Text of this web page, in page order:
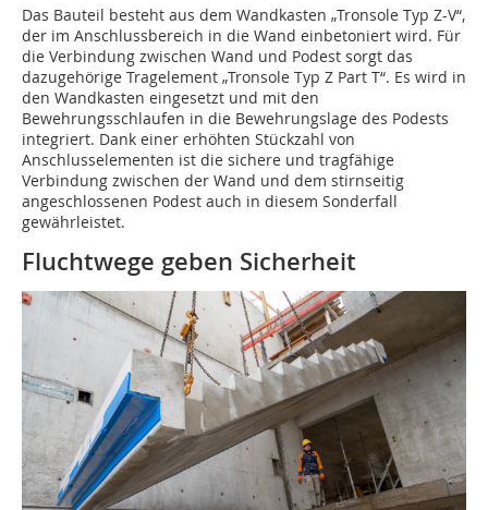
Das Bauteil besteht aus dem Wandkasten „Tronsole Typ Z-V“,
der im Anschlussbereich in die Wand einbetoniert wird. Für
die Verbindung zwischen Wand und Podest sorgt das
dazugehörige Tragelement „Tronsole Typ Z Part T“. Es wird in
den Wandkasten eingesetzt und mit den
Bewehrungsschlaufen in die Bewehrungslage des Podests
integriert. Dank einer erhöhten Stückzahl von
Anschlusselementen ist die sichere und tragfähige
Verbindung zwischen der Wand und dem stirnseitig
angeschlossenen Podest auch in diesem Sonderfall
gewährleistet.
Fluchtwege geben Sicherheit